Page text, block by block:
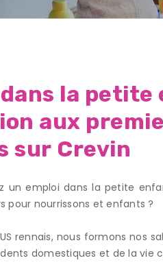
la petite
aux
sur Crevin
un emploi dans la petite
pour nourrissons et enfants ?
rennais, nous formons nos
domestiques et de la vie